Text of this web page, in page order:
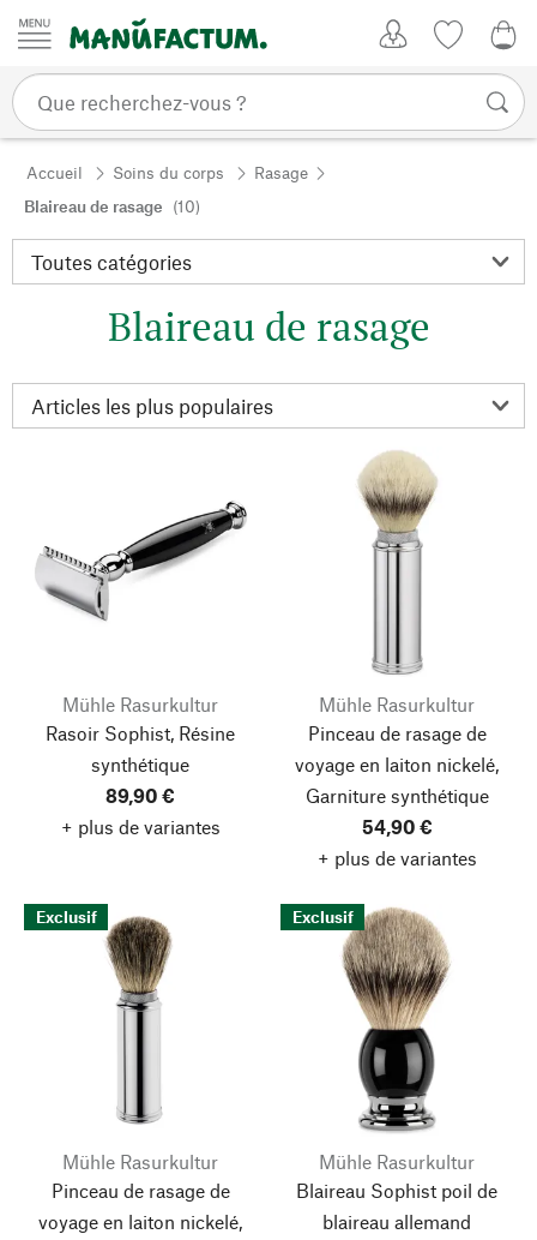
Passer au contenu
Accueil Soins du corps
Rasage
Blaireau de rasage (10)
Blaireau de rasage
Mühle Rasurkultur
Rasoir Sophist, Résine
synthétique
89,90 €
+ plus de variantes
Mühle Rasurkultur
Pinceau de rasage de
voyage en laiton nickelé,
Garniture synthétique
54,90 €
+ plus de variantes
Exclusif
Mühle Rasurkultur
Pinceau de rasage de
voyage en laiton nickelé,
Exclusif
Mühle Rasurkultur
Blaireau Sophist poil de
blaireau allemand